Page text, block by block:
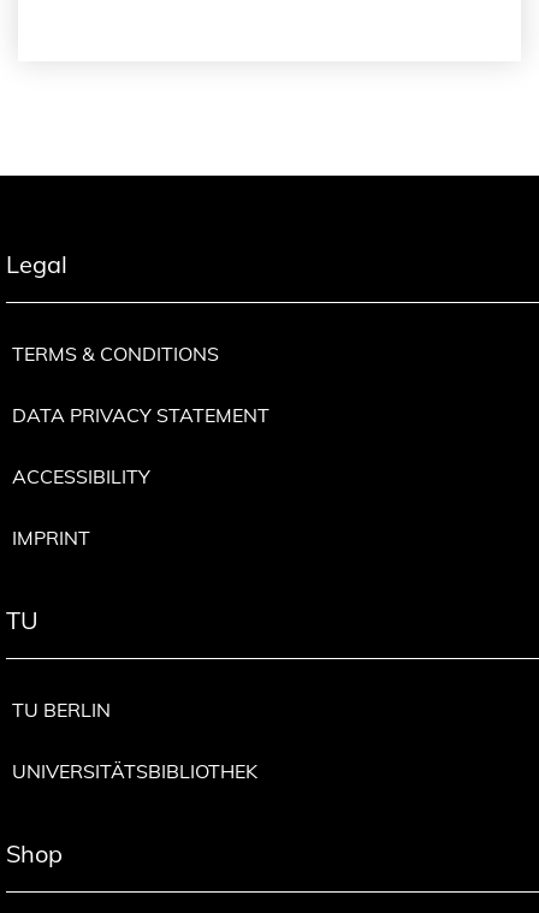
Legal
TERMS & CONDITIONS
DATA PRIVACY STATEMENT
ACCESSIBILITY
IMPRINT
TU
TU BERLIN
UNIVERSITÄTSBIBLIOTHEK
Shop